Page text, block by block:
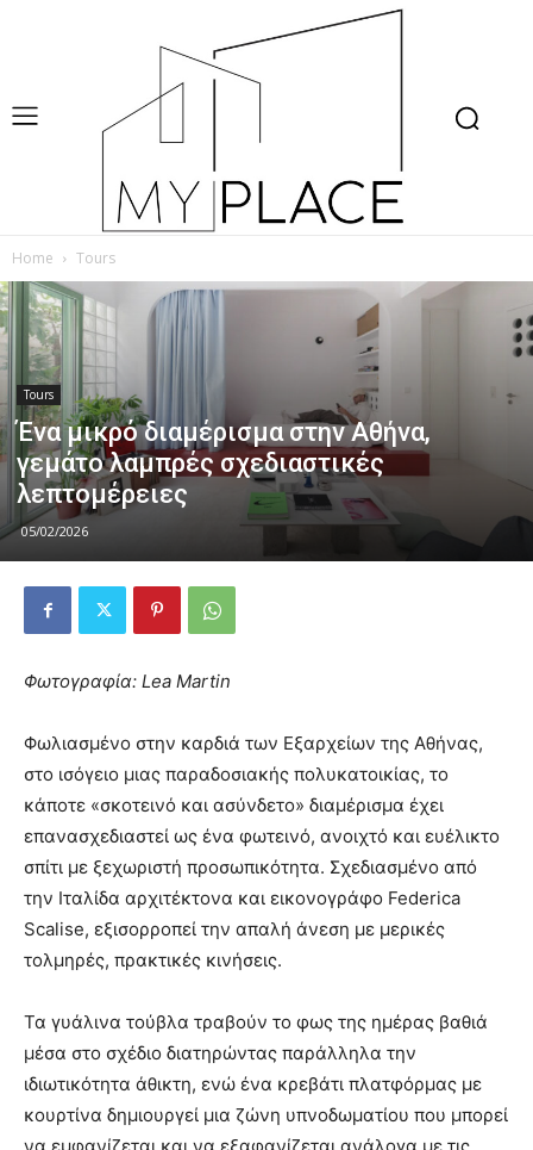
Home Tours
Tours
Ένα μικρό διαμέρισμα στην Αθήνα,
γεμάτο λαμπρές σχεδιαστικές
λεπτομέρειες
05/02/2026
Φωτογραφία: Lea Martin
Φωλιασμένο στην καρδιά των Εξαρχείων της Αθήνας,
στο ισόγειο μιας παραδοσιακής πολυκατοικίας, το
κάποτε «σκοτεινό και ασύνδετο» διαμέρισμα έχει
επανασχεδιαστεί ως ένα φωτεινό, ανοιχτό και ευέλικτο
σπίτι με ξεχωριστή προσωπικότητα. Σχεδιασμένο από
την Ιταλίδα αρχιτέκτονα και εικονογράφο Federica
Scalise, εξισορροπεί την απαλή άνεση με μερικές
τολμηρές, πρακτικές κινήσεις.
Τα γυάλινα τούβλα τραβούν το φως της ημέρας βαθιά
μέσα στο σχέδιο διατηρώντας παράλληλα την
ιδιωτικότητα άθικτη, ενώ ένα κρεβάτι πλατφόρμας με
κουρτίνα δημιουργεί μια ζώνη υπνοδωματίου που μπορεί